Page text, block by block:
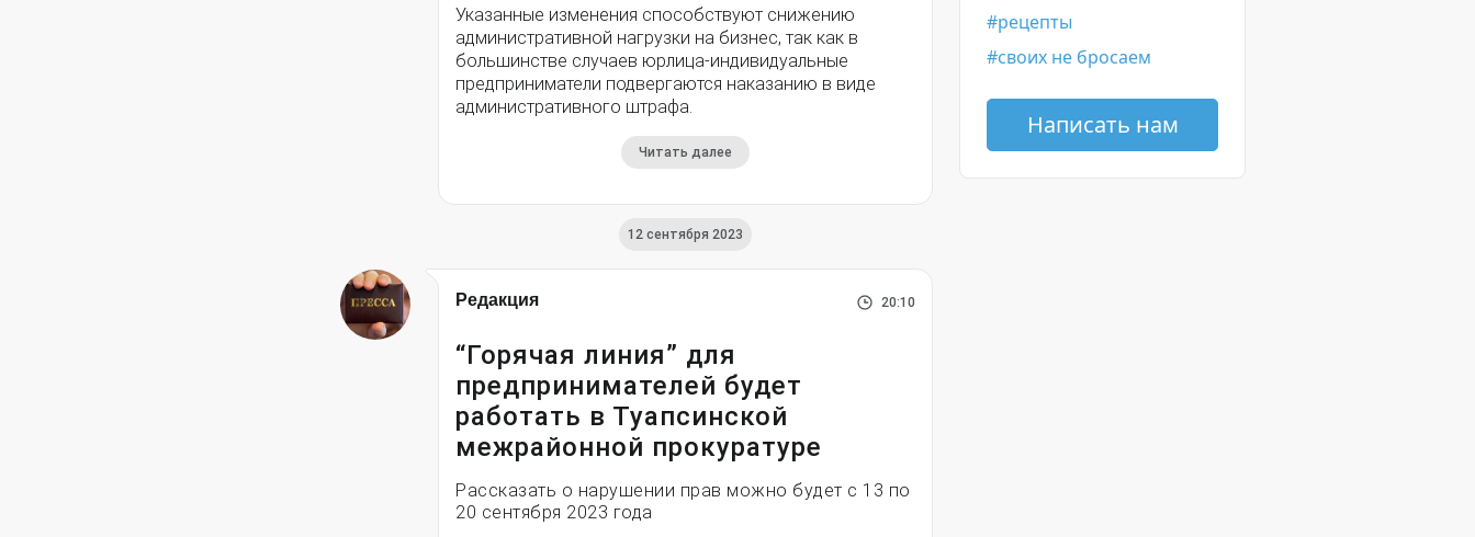
Указанные изменения способствуют снижению
административной нагрузки на бизнес, так как в
большинстве случаев юрлица-индивидуальные
предприниматели подвергаются наказанию в виде
административного штрафа.
Читать далее
12 сентября 2023
Редакция 20:10
“Горячая линия” для
предпринимателей будет
работать в Туапсинской
межрайонной прокуратуре
Рассказать о нарушении прав можно будет с 13 по
20 сентября 2023 года
рецепты
своих не бросаем
Написать нам